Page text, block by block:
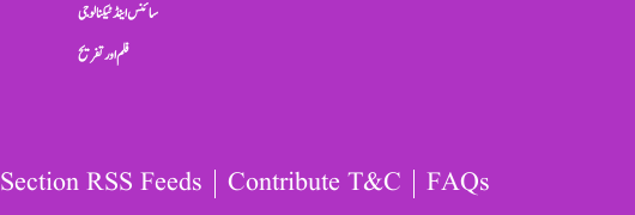
سائنس اینڈ ٹیکنالوجی
فلم اور تفریح
Section RSS Feeds Contribute T&C FAQs